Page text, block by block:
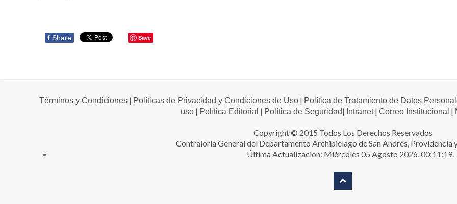
f Share Save
Términos y Condiciones| Políticas de Privacidad y Condiciones de Uso| Política de Tratamiento de Datos
uso | Política Editorial | Política de Seguridad| Intranet| Correo Institucional |
Copyright © 2015 Todos Los Derechos Reservados
Contraloría General del Departamento Archipiélago de San Andrés, Providencia
Última Actualización: Miércoles 05 Agosto 2026, 00:11:19.